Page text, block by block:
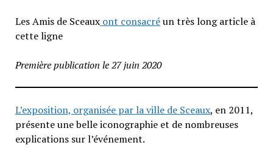
Les Amis de Sceauxont consacréun très long article à
cette ligne
Première publication le 27 juin 2020
L’exposition, organisée par la ville de Sceaux, en 2011,
présente une belle iconographie et de nombreuses
explications sur l’événement.